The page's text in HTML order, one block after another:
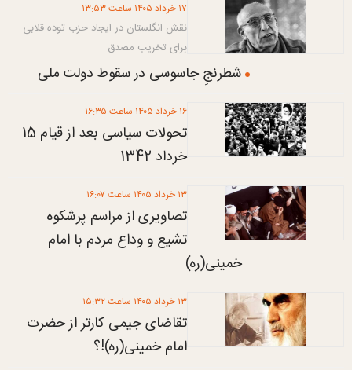
۱۷ خرداد ۱۴۰۵ ساعت ۱۳:۵۳
نقش انگلستان در ایجاد حزب توده قلابی
برای تخریب مصدق
شطرنجِ جاسوسی در سقوط دولت ملی
۱۶ خرداد ۱۴۰۵ ساعت ۱۶:۳۵
تحولات سیاسی بعد از قیام 15
خرداد 1342
۱۳ خرداد ۱۴۰۵ ساعت ۱۶:۰۷
تصاویری از مراسم پرشکوه
تشیع و وداع مردم با امام
خمینی(ره)
۱۳ خرداد ۱۴۰۵ ساعت ۱۵:۳۲
تقاضای جیمی کارتر از حضرت
امام خمینی(ره)!؟